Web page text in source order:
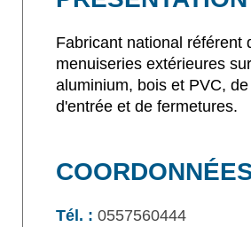
Fabricant national référent
menuiseries extérieures
aluminium, bois et PVC,
d'entrée et de fermetures.
Tél. : 0557560444